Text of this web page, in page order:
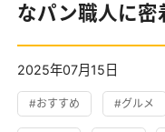
なパン職人に密
2025年07月15日
#おすすめ #グルメ